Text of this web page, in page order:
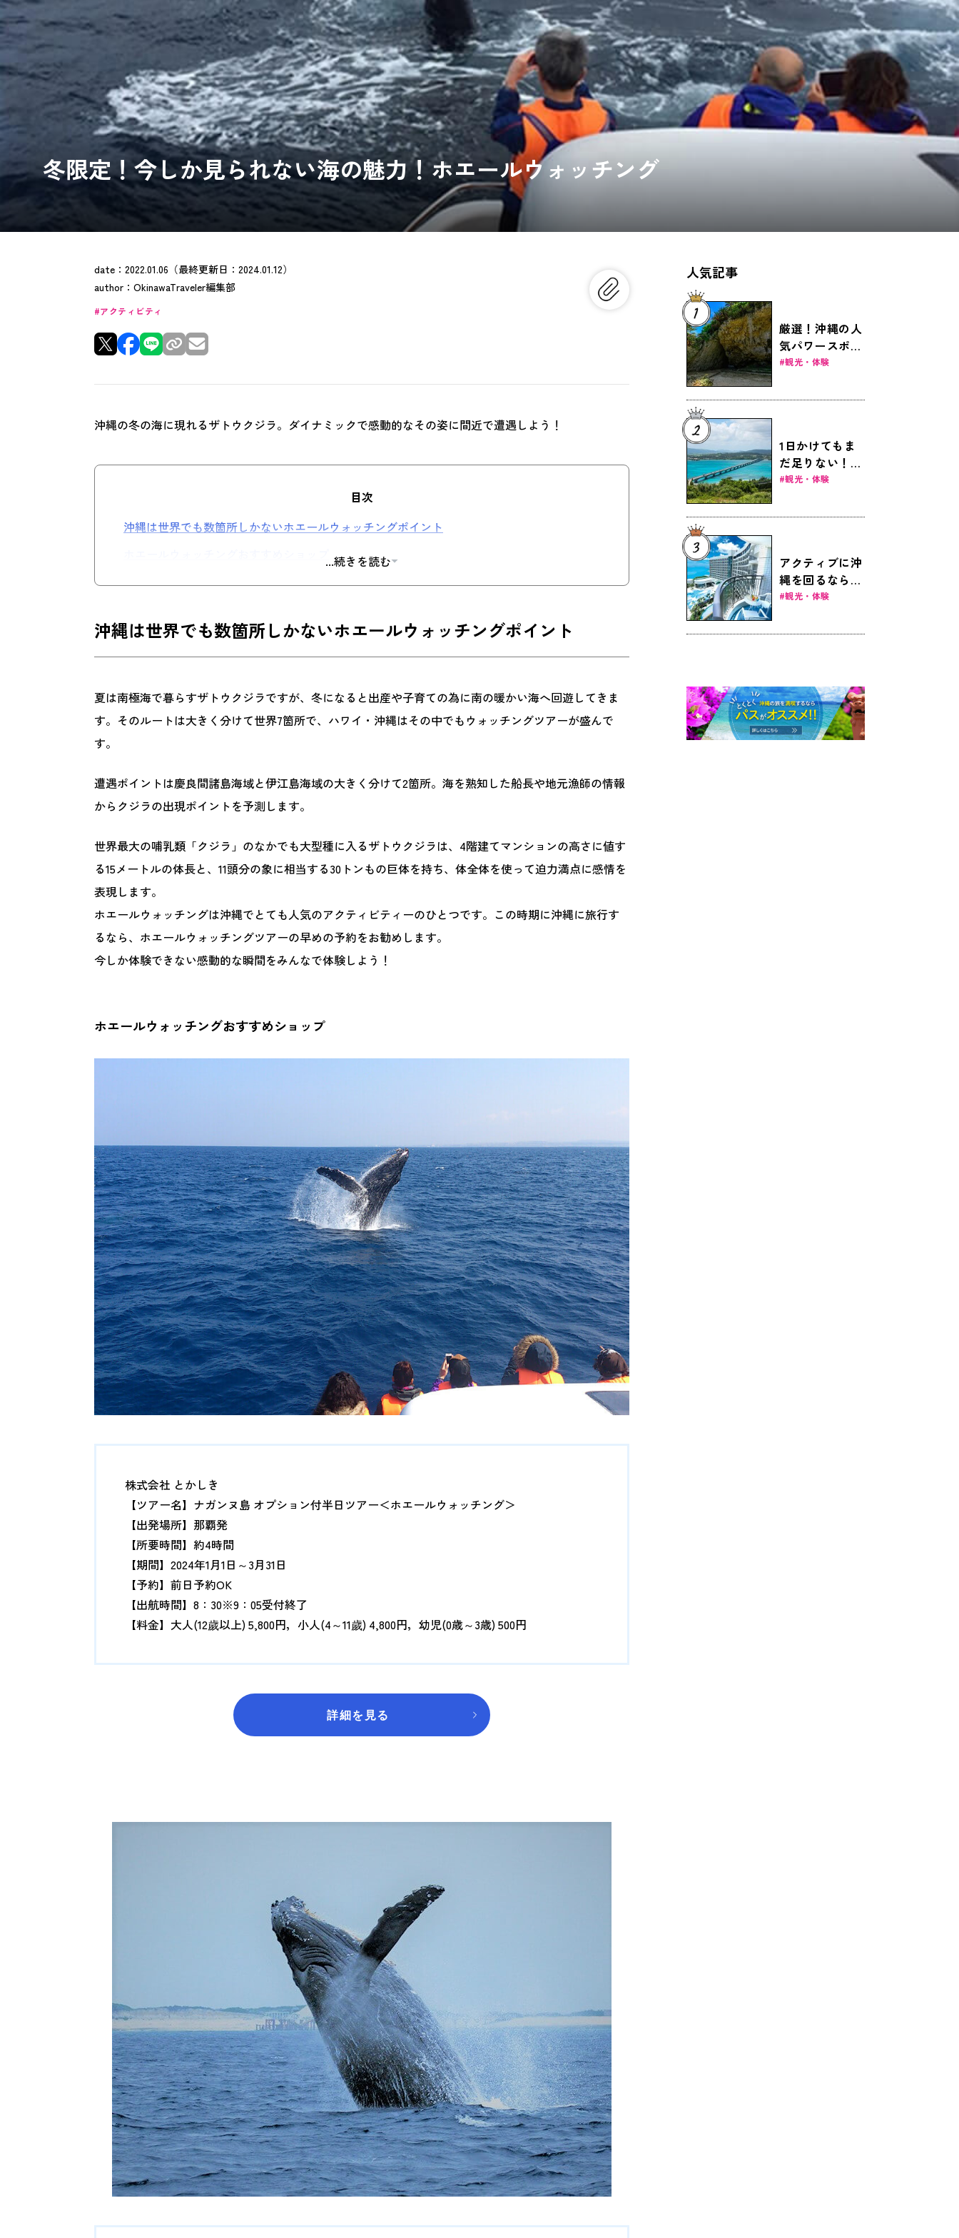
冬限定！今しか見られない海の魅力！ホエールウォッチング
date： 2022.01.06 （最終更新日： 2024.01.12）
author： OkinawaTraveler編集部
アクティビティ
沖縄の冬の海に現れるザトウクジラ。ダイナミックで感動的なその姿に間近で遭遇しよう！
目次
沖縄は世界でも数箇所しかないホエールウォッチングポイント
...続きを読む
沖縄は世界でも数箇所しかないホエールウォッチングポイント
夏は南極海で暮らすザトウクジラですが、冬になると出産や子育ての為に南の暖かい海へ回遊してきま
す。そのルートは大きく分けて世界7箇所で、ハワイ・沖縄はその中でもウォッチングツアーが盛んで
す。
遭遇ポイントは慶良間諸島海域と伊江島海域の大きく分けて2箇所。海を熟知した船長や地元漁師の情報
からクジラの出現ポイントを予測します。
世界最大の哺乳類「クジラ」のなかでも大型種に入るザトウクジラは、4階建てマンションの高さに値す
る15メートルの体長と、11頭分の象に相当する30トンもの巨体を持ち、体全体を使って迫力満点に感情を
表現します。
ホエールウォッチングは沖縄でとても人気のアクティビティーのひとつです。この時期に沖縄に旅行す
るなら、ホエールウォッチングツアーの早めの予約をお勧めします。
今しか体験できない感動的な瞬間をみんなで体験しよう！
ホエールウォッチングおすすめショップ
株式会社 とかしき
【ツアー名】ナガンヌ島 オプション付半日ツアー＜ホエールウォッチング＞
【出発場所】那覇発
【所要時間】約4時間
【期間】2024年1月1日～3月31日
【予約】前日予約OK
【出航時間】8：30※9：05受付終了
【料金】大人(12歲以上) 5,800円，小人(4～11歲) 4,800円，幼児(0歳～3歳) 500円
詳細を見る
人気記事
厳選！沖縄の人
気パワースポッ
ト6選
観光・体験
1日かけてもま
だ足りない！見
どころ満載の女
本島北部編～
観光・体験
アクティブに沖
縄を回るなら那
覇滞在が便利！
テル8選
観光・体験